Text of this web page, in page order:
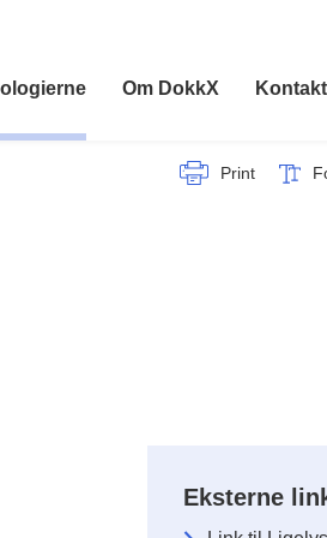
Om DokkX Kontakt
Print
Eksterne